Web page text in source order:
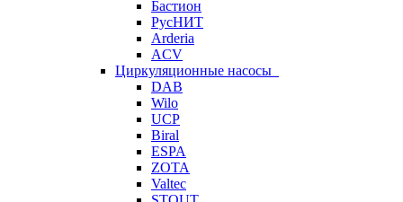
Бастион
РусНИТ
Arderia
ACV
Циркуляционные насосы
DAB
Wilo
UCP
Biral
ESPA
ZOTA
Valtec